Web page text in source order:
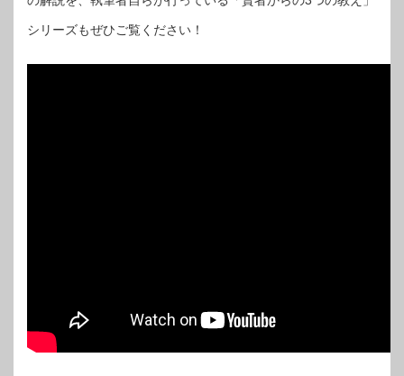
シリーズもぜひご覧ください！